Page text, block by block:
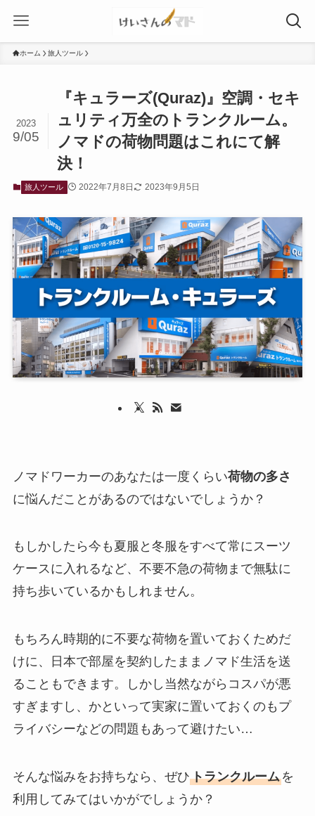
ホーム 旅人ツール
『キュラーズ(Quraz)』空調・セキ
ュリティ万全のトランクルーム。
ノマドの荷物問題はこれにて解
決！
2023
9/05
旅人ツール 2022年7月8日 2023年9月5日
ノマドワーカーのあなたは一度くらい荷物の多さ
に悩んだことがあるのではないでしょうか？
もしかしたら今も夏服と冬服をすべて常にスーツ
ケースに入れるなど、不要不急の荷物まで無駄に
持ち歩いているかもしれません。
もちろん時期的に不要な荷物を置いておくためだ
けに、日本で部屋を契約したままノマド生活を送
ることもできます。しかし当然ながらコスパが悪
すぎますし、かといって実家に置いておくのもプ
ライバシーなどの問題もあって避けたい…
そんな悩みをお持ちなら、 ぜひトランクルームを
利用してみてはいかがでしょうか？